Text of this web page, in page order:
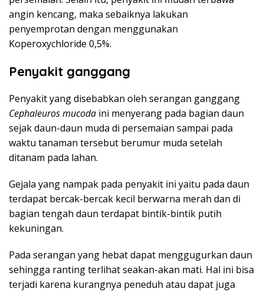
angin kencang, maka sebaiknya lakukan
penyemprotan dengan menggunakan
Koperoxychloride 0,5%.
Penyakit ganggang
Penyakit yang disebabkan oleh serangan ganggang
Cephaleuros mucoda ini menyerang pada bagian daun
sejak daun-daun muda di persemaian sampai pada
waktu tanaman tersebut berumur muda setelah
ditanam pada lahan.
Gejala yang nampak pada penyakit ini yaitu pada daun
terdapat bercak-bercak kecil berwarna merah dan di
bagian tengah daun terdapat bintik-bintik putih
kekuningan.
Pada serangan yang hebat dapat menggugurkan daun
sehingga ranting terlihat seakan-akan mati. Hal ini bisa
terjadi karena kurangnya peneduh atau dapat juga